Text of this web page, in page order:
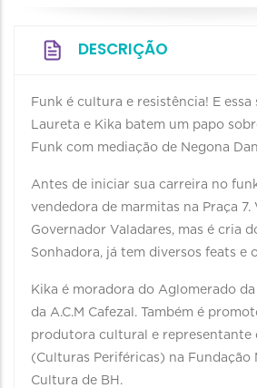
DESCRIÇÃO
Funk é cultura e resistência! E essa
Laureta e Kika batem um papo
Funk com mediação de Negona
Antes de iniciar sua carreira no
vendedora de marmitas na Praça 7.
Governador Valadares, mas é cria
Sonhadora, já tem diversos feats e
Kika é moradora do Aglomerado
da A.C.M Cafezal. Também é
produtora cultural e representante
(Culturas Periféricas) na Fundação
Cultura de BH.